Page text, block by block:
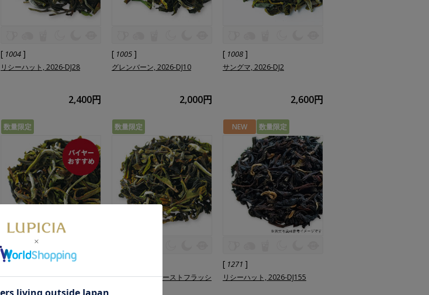
[ 1004 ]
リシーハット, 2026-DJ28
2,400円
[ 1005 ]
グレンバーン, 2026-DJ10
2,000円
[ 1008 ]
サングマ, 2026-DJ2
2,600円
数量限定
1091
ダージリン ファーストフラッシ
ュ プレミアム 2026
数量限定
ダージリン ファーストフラッシ
NEW 数量限定
[ 1271 ]
リシーハット, 2026-DJ155